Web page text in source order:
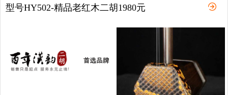
型号HY502-精品老红木二胡1980元